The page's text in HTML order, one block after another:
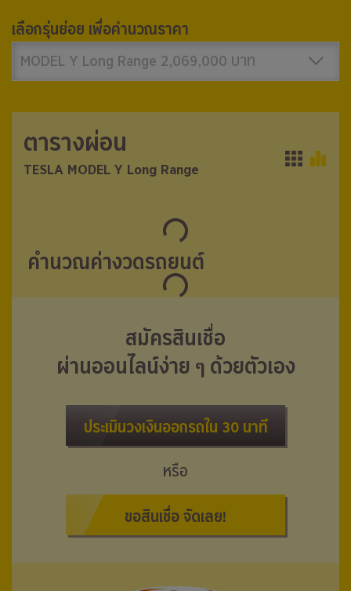
เลือกรุ่นย่อย เพื่อคำนวณราคา
MODEL Y Long Range 2,069,000 บาท
ตารางผ่อน
TESLA MODEL Y Long Range
ตารางผ่อน
TESLA MODEL Y Long Range
คำนวณค่างวดรถยนต์
สมัครสินเชื่อ
ผ่านออนไลน์ง่าย ๆ ด้วยตัวเอง
ประเมินวงเงินออกรถใน 30 นาที
หรือ
ขอสินเชื่อ จัดเลย!